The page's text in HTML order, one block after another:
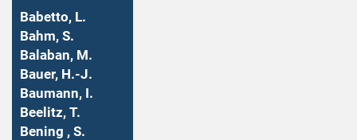
Babetto, L.
Bahm, S.
Balaban, M.
Bauer, H.-J.
Baumann, I.
Beelitz, T.
Bening , S.